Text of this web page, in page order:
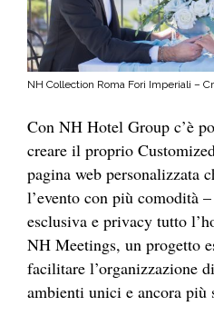
NH Collection Roma Fori Imperiali –
Con NH Hotel Group c’è
creare il proprio
pagina web personalizzata
l’evento con più comodità
esclusiva e privacy tutto
NH Meetings, un progetto
facilitare l’organizzazione
ambienti unici e ancora più